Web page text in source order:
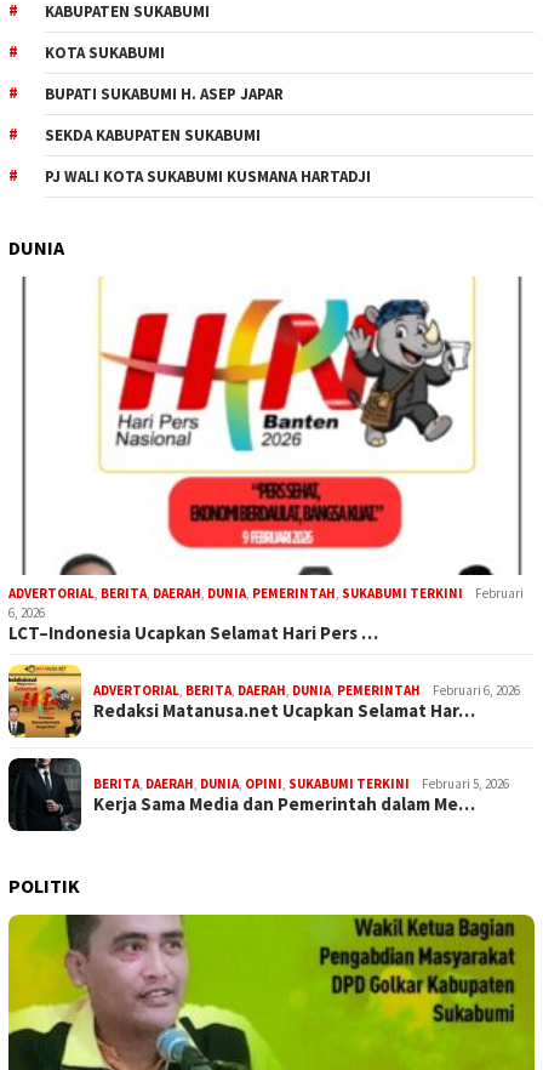
KABUPATEN SUKABUMI
KOTA SUKABUMI
BUPATI SUKABUMI H. ASEP JAPAR
SEKDA KABUPATEN SUKABUMI
PJ WALI KOTA SUKABUMI KUSMANA HARTADJI
DUNIA
ADVERTORIAL, BERITA, DAERAH, DUNIA, PEMERINTAH, SUKABUMI TERKINI
Februari
6, 2026
LCT–Indonesia Ucapkan Selamat Hari Pers …
ADVERTORIAL, BERITA, DAERAH, DUNIA, PEMERINTAH Februari 6, 2026
Redaksi Matanusa.net Ucapkan Selamat Har…
BERITA, DAERAH, DUNIA, OPINI, SUKABUMI TERKINI Februari 5, 2026
Kerja Sama Media dan Pemerintah dalam Me…
POLITIK